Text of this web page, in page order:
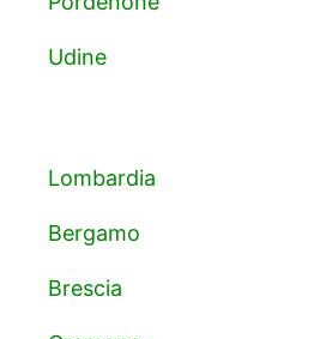
Udine
Lombardia
Bergamo
Brescia